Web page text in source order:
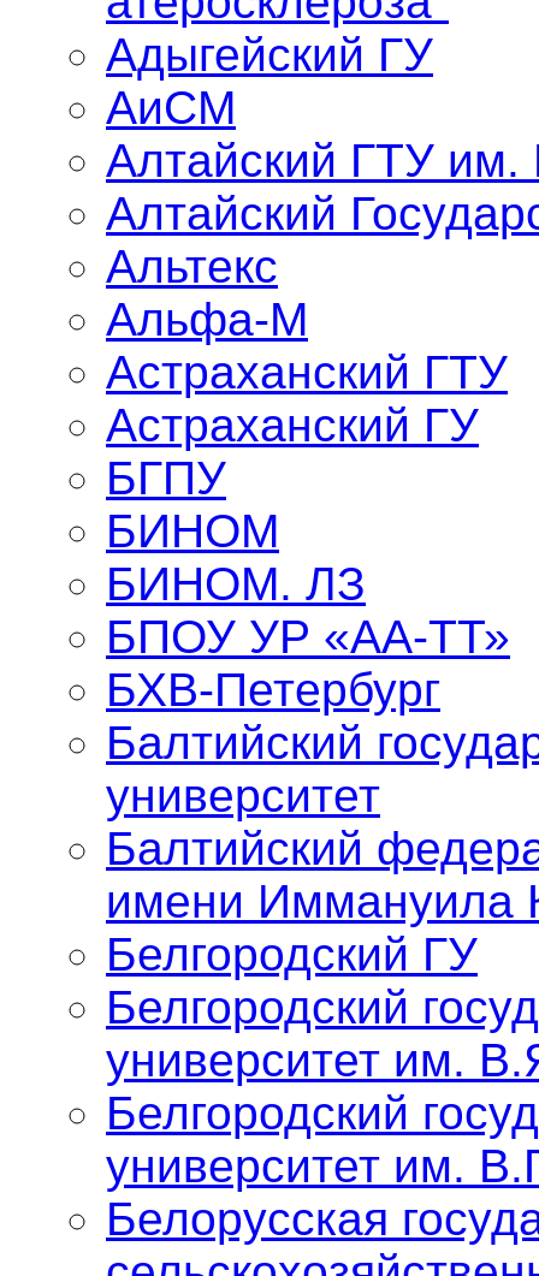
Адыгейский ГУ
АиСМ
Алтайский ГТУ
Алтайский
Альтекс
Альфа-М
Астраханский ГТУ
Астраханский ГУ
БГПУ
БИНОМ
БИНОМ. ЛЗ
БПОУ УР «АА-ТТ»
БХВ-Петербург
Балтийский
университет
Балтийский
имени Иммануила
Белгородский ГУ
Белгородский
университет им.
Белгородский
университет им.
Белорусская